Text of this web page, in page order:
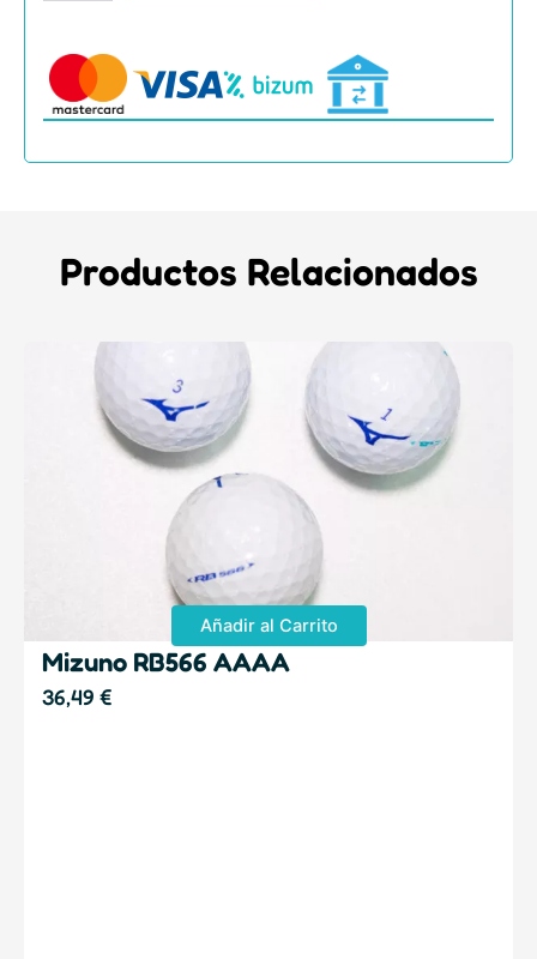
Productos Relacionados
Añadir al Carrito
Mizuno RB566 AAAA
36,49 €